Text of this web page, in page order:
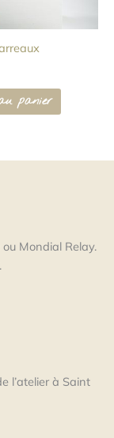
panier
Mondial Relay.
l’atelier à Saint